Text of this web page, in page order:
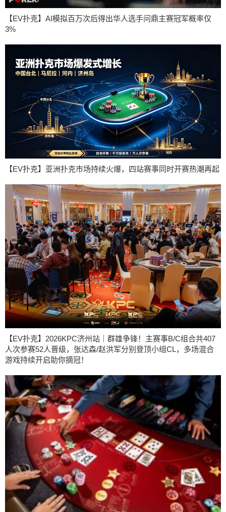
【EV扑克】AI模拟百万次后得出华人选手问鼎主赛冠军概率仅
3%
【EV扑克】亚洲扑克市场持续火爆，四站赛事同时开赛热潮再起
【EV扑克】2026KPC济州站｜群雄争锋！主赛事B/C组合共407
人次参赛52人晋级，张达森/赵洪军分别登顶小组CL，多场混合
游戏持续开启助你摘冠！